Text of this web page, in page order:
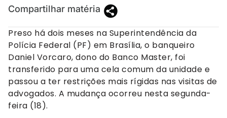
Compartilhar matéria
Preso há dois meses na Superintendência da
Polícia Federal (PF) em Brasília, o banqueiro
Daniel Vorcaro, dono do Banco Master, foi
transferido para uma cela comum da unidade e
passou a ter restrições mais rígidas nas visitas de
advogados. A mudança ocorreu nesta segunda-
feira (18).